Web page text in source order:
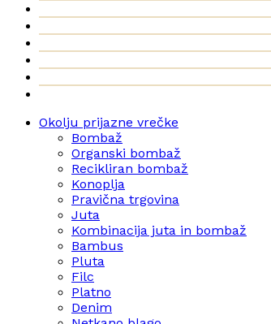
Okolju prijazne vrečke
Bombaž
Organski bombaž
Recikliran bombaž
Konoplja
Pravična trgovina
Juta
Kombinacija juta in bombaž
Bambus
Pluta
Filc
Platno
Denim